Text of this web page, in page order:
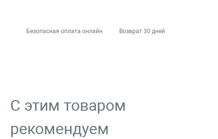
Безопасная оплата онлайн Возврат 30 дней
С этим товаром
рекомендуем